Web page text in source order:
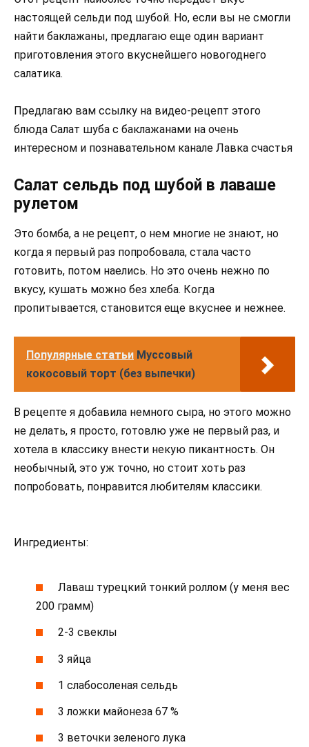
настоящей сельди под шубой. Но, если вы не смогли
найти баклажаны, предлагаю еще один вариант
приготовления этого вкуснейшего новогоднего
салатика.
Предлагаю вам ссылку на видео-рецепт этого
блюда Салат шуба с баклажанами на очень
интересном и познавательном канале Лавка счастья
Салат сельдь под шубой в лаваше
рулетом
Это бомба, а не рецепт, о нем многие не знают, но
когда я первый раз попробовала, стала часто
готовить, потом наелись. Но это очень нежно по
вкусу, кушать можно без хлеба. Когда
пропитывается, становится еще вкуснее и нежнее.
Популярные статьи Муссовый
кокосовый торт (без выпечки)
В рецепте я добавила немного сыра, но этого можно
не делать, я просто, готовлю уже не первый раз, и
хотела в классику внести некую пикантность. Он
необычный, это уж точно, но стоит хоть раз
попробовать, понравится любителям классики.
Ингредиенты:
Лаваш турецкий тонкий роллом (у меня вес
200 грамм)
2-3 свеклы
3 яйца
1 слабосоленая сельдь
3 ложки майонеза 67 %
3 веточки зеленого лука